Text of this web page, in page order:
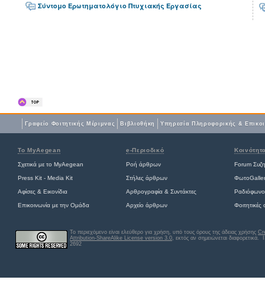
Σύντομο Ερωτηματολόγιο Πτυχιακής Εργασίας
Γραφείο Φοιτητικής Μέριμνας Βιβλιοθήκη Yπηρεσία Πληροφορικής &
Το MyAegean e-Περιοδικό
Σχετικά με το MyAegean Ροή άρθρων Forum
Press Kit - Media Kit Στήλες άρθρων
Αφίσες & Εικονίδια Αρθρογραφία & Συντάκτες Ραδιόφωνο
Επικοινωνία με την Ομάδα Αρχείο άρθρων
Το περιεχόμενο είναι ελεύθερο για χρήση, υπό τους όρους της άδειας χρήσης
Attribution-ShareAlike License version 3.0, εκτός αν σημειώνεται διαφορετικά.
2692